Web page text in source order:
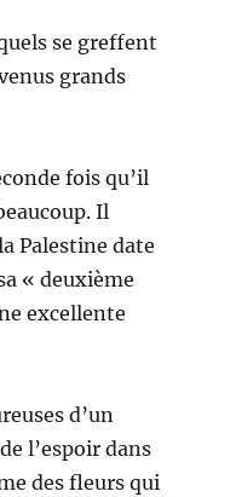
se greffent
grands
fois qu’il
Il
Palestine date
« deuxième
excellente
d’un
l’espoir dans
des fleurs qui